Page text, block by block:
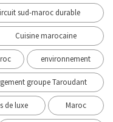
sud-maroc durable
Cuisine marocaine
environnement
groupe Taroudant
de luxe Maroc